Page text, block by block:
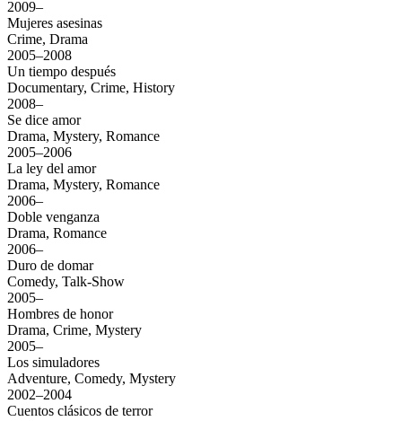
2009–
Mujeres asesinas
Crime, Drama
2005–2008
Un tiempo después
Documentary, Crime, History
2008–
Se dice amor
Drama, Mystery, Romance
2005–2006
La ley del amor
Drama, Mystery, Romance
2006–
Doble venganza
Drama, Romance
2006–
Duro de domar
Comedy, Talk-Show
2005–
Hombres de honor
Drama, Crime, Mystery
2005–
Los simuladores
Adventure, Comedy, Mystery
2002–2004
Cuentos clásicos de terror